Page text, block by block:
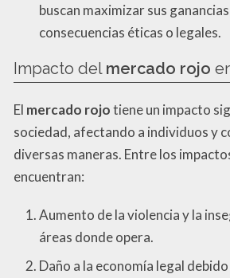
buscan maximizar sus
consecuencias éticas o legales.
Impacto del mercado rojo
El mercado rojotiene un impacto
sociedad, afectando a individuos y
diversas maneras. Entre los
encuentran:
Aumento de la violencia y la
áreas donde opera.
Daño a la economía legal